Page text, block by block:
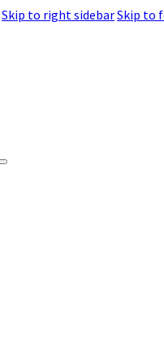
Skip to right sidebarSkip to